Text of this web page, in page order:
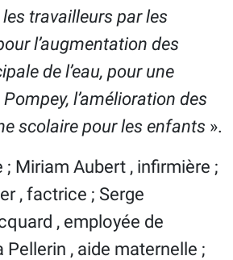
travailleurs par les
l’augmentation des
de l’eau, pour une
l’amélioration des
scolaire pour les enfants ».
Miriam Aubert , infirmière ;
, factrice ; Serge
, employée de
, aide maternelle ;